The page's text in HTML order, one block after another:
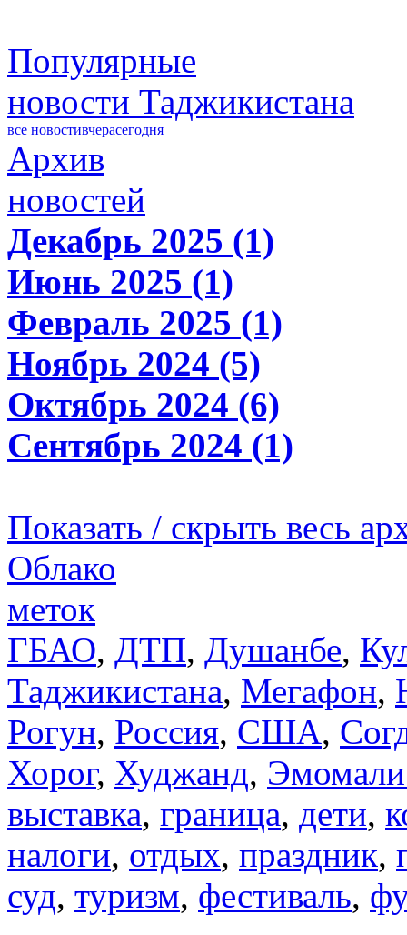
Популярные
новости Таджикистана
все новостивчерасегодня
Архив
новостей
Декабрь 2025 (1)
Июнь 2025 (1)
Февраль 2025 (1)
Ноябрь 2024 (5)
Октябрь 2024 (6)
Сентябрь 2024 (1)
Показать / скрыть весь
Облако
меток
ГБАО, ДТП, Душанбе,
Таджикистана, Мегафон,
Рогун, Россия, США,
Хорог, Худжанд,
выставка, граница, дети,
налоги, отдых, праздник,
суд, туризм, фестиваль,